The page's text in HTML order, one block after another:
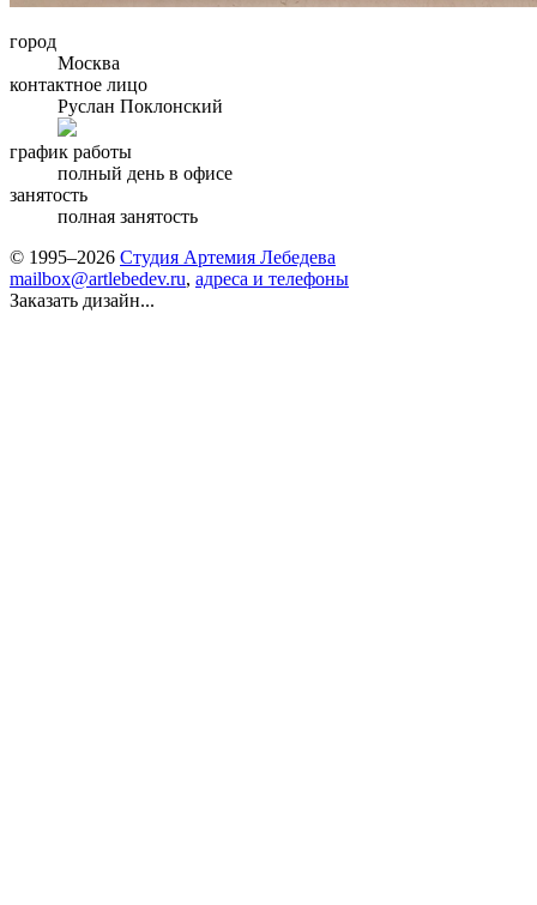
город
Москва
контактное лицо
Руслан Поклонский
график работы
полный день в офисе
занятость
полная занятость
© 1995–2026 Студия Артемия Лебедева
mailbox@artlebedev.ru, адреса и телефоны
Заказать дизайн...